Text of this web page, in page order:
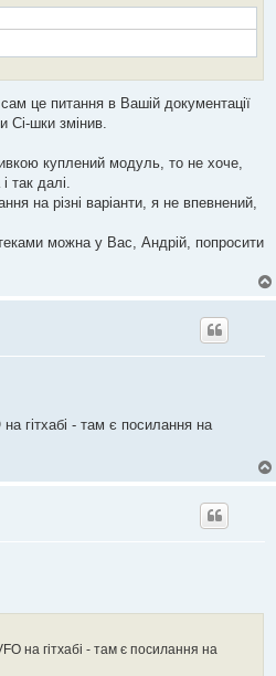
це питання в Вашій документації
Сі-шки змінив.
куплений модуль, то не хоче,
так далі.
на різні варіанти, я не впевнений,
можна у Вас, Андрій, попросити
гітхабі - там є посилання на
на гітхабі - там є посилання на